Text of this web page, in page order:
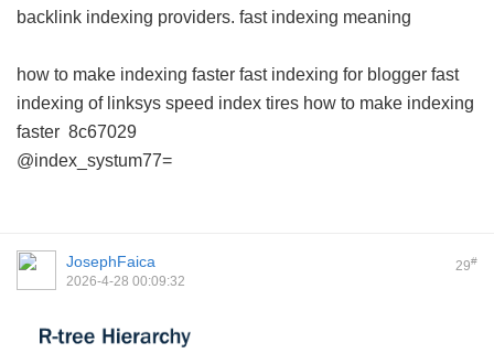
backlink indexing providers. fast indexing meaning
how to make indexing faster fast indexing for blogger fast
indexing of linksys speed index tires how to make indexing
faster 8c67029
@index_systum77=
29#
JosephFaica
2026-4-28 00:09:32